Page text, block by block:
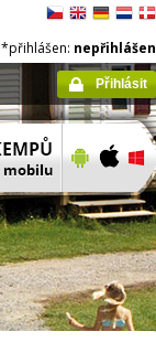
*přihlášen: nepřihlášen
Přihlásit